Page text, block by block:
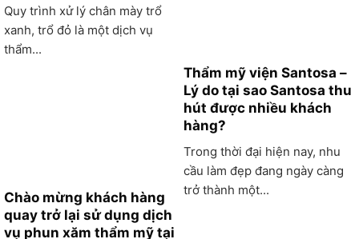
Quy trình xử lý chân mày trổ
xanh, trổ đỏ là một dịch vụ
thẩm...
Thẩm mỹ viện Santosa –
Lý do tại sao Santosa thu
hút được nhiều khách
hàng?
Trong thời đại hiện nay, nhu
cầu làm đẹp đang ngày càng
trở thành một...
Chào mừng khách hàng
quay trở lại sử dụng dịch
vụ phun xăm thẩm mỹ tại